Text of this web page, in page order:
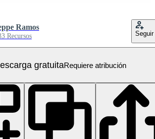
Ramos
Recursos Seguir
gratuitaRequiere atribución